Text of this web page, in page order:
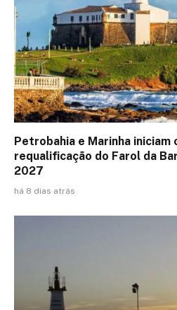
Petrobahia e Marinha iniciam
requalificação do Farol da
2027
há 8 dias atrás